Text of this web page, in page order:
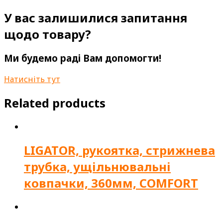
У вас залишилися запитання
щодо товару?
Ми будемо раді Вам допомогти!
Натисніть тут
Related products
LIGATOR, рукоятка, стрижнева
трубка, ущільнювальні
ковпачки, 360мм, COMFORT